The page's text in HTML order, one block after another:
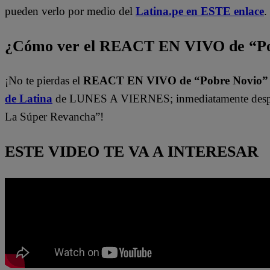
pueden verlo por medio del Latina.pe en ESTE enlace.
¿Cómo ver el REACT EN VIVO de
¡No te pierdas el REACT EN VIVO de “Pobre
de Latina de LUNES A VIERNES; inmediatamente
La Súper Revancha”!
ESTE VIDEO TE VA A INTERESAR